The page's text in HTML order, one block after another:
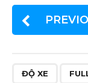
c
e
o
it
te
ĐỘ XE